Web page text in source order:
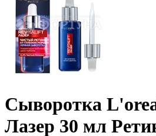
Сыворотка
Лазер 30 мл